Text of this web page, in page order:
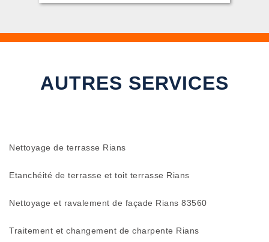
AUTRES SERVICES
Nettoyage de terrasse Rians
Etanchéité de terrasse et toit terrasse Rians
Nettoyage et ravalement de façade Rians 83560
Traitement et changement de charpente Rians